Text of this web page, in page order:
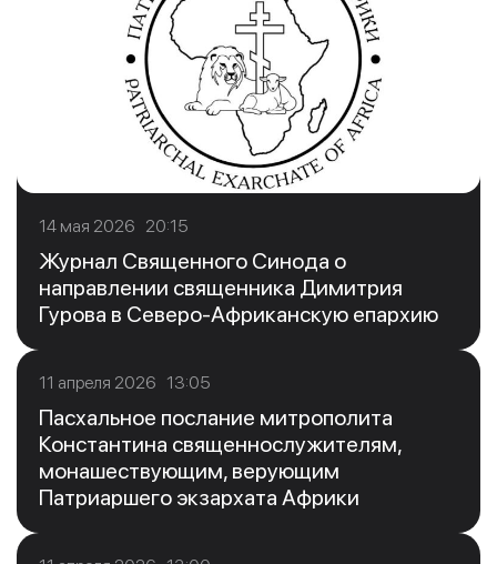
14 мая 2026 20:15
Журнал Священного Синода о
направлении священника Димитрия
Гурова в Северо-Африканскую епархию
11 апреля 2026 13:05
Пасхальное послание митрополита
Константина священнослужителям,
монашествующим, верующим
Патриаршего экзархата Африки